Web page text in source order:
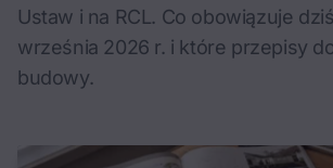
Ustaw i na RCL. Co obowiązuje
września 2026 r. i które przepisy
budowy.